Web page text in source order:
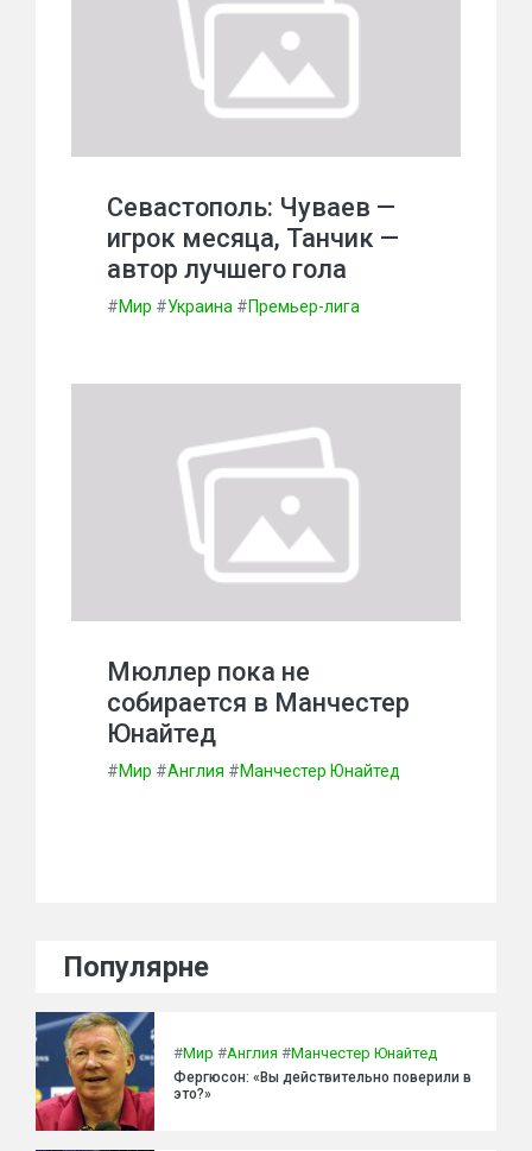
Севастополь: Чуваев —
игрок месяца, Танчик —
автор лучшего гола
#Мир #Украина #Премьер-лига
Мюллер пока не
собирается в Манчестер
Юнайтед
#Мир #Англия #Манчестер Юнайтед
Популярне
#Мир #Англия #Манчестер Юнайтед
Фергюсон: «Вы действительно поверили в
это?»